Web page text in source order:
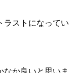
ラストになってい